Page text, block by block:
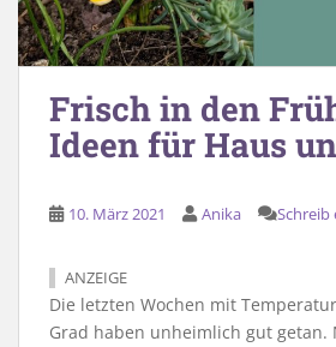
Frisch in den
Ideen für Haus
10. März 2021 Anika
ANZEIGE
Die letzten Wochen mit
Grad haben unheimlich gut getan.